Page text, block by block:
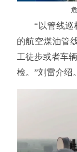
“以管线
的航空煤油管
工徒步或者车
检。”刘雷介绍。